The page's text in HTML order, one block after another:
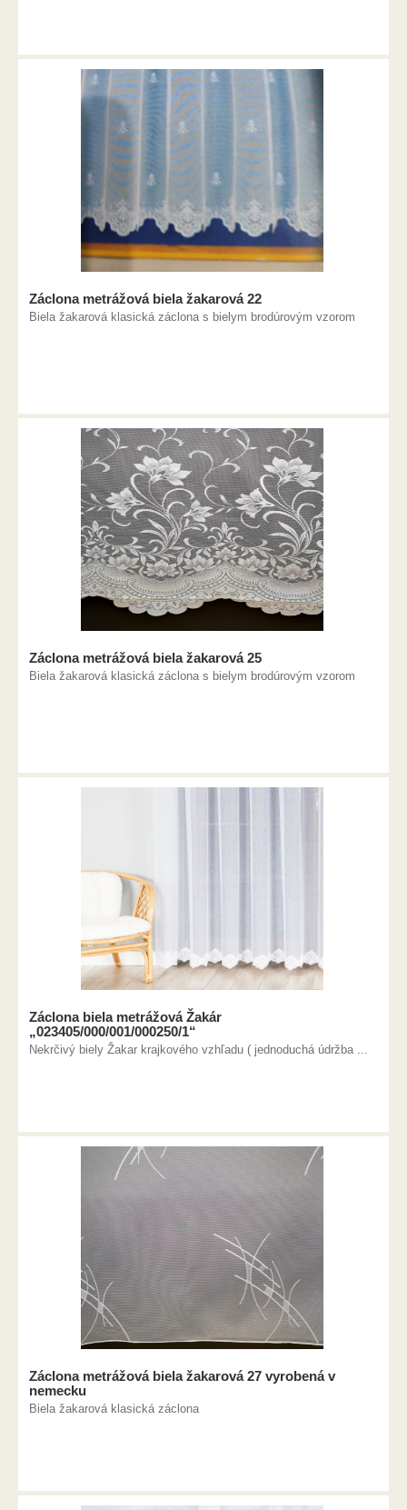
Záclona metrážová biela žakarová 22
Biela žakarová klasická záclona s bielym brodúrovým vzorom
Záclona metrážová biela žakarová 25
Biela žakarová klasická záclona s bielym brodúrovým vzorom
Záclona biela metrážová Žakár
„023405/000/001/000250/1“
Nekrčivý biely Žakar krajkového vzhľadu ( jednoduchá údržba ...
Záclona metrážová biela žakarová 27 vyrobená v
nemecku
Biela žakarová klasická záclona